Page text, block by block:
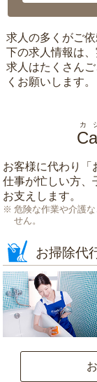
求人の多くがご
下の求人情報は
求人はたくさん
くお願いします。
カ
お客様に代わり「
仕事が忙しい方、
お支えします。
危険な作業や介護
せん。
お掃除代